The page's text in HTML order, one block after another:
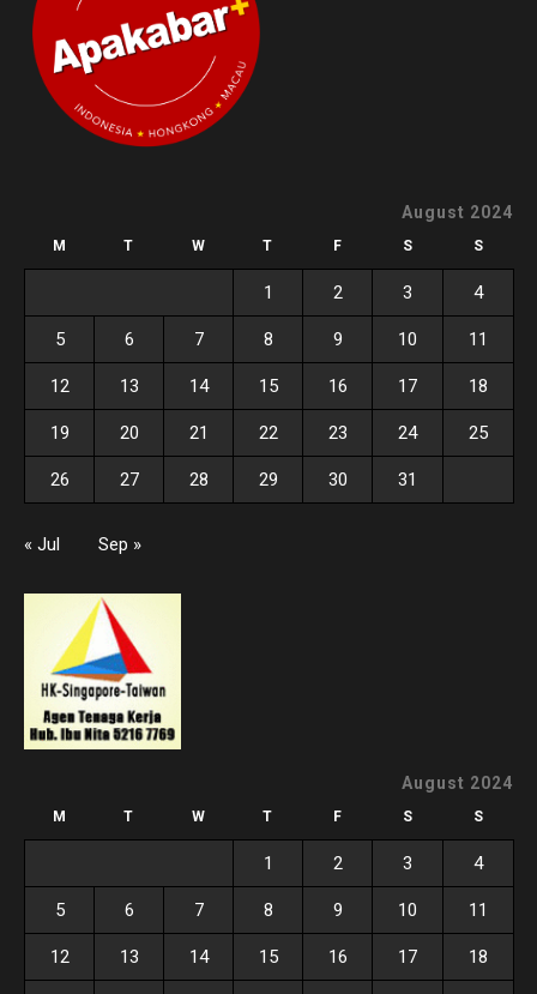
August 2024
M T W T F S S
1 2 3 4
5 6 7 8 9 10 11
12 13 14 15 16 17 18
19 20 21 22 23 24 25
26 27 28 29 30 31
« Jul Sep »
August 2024
M T W T F S S
1 2 3 4
5 6 7 8 9 10 11
12 13 14 15 16 17 18